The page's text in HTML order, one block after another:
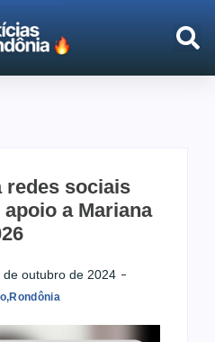
redes sociais
a Mariana
de outubro de 2024
,Rondônia